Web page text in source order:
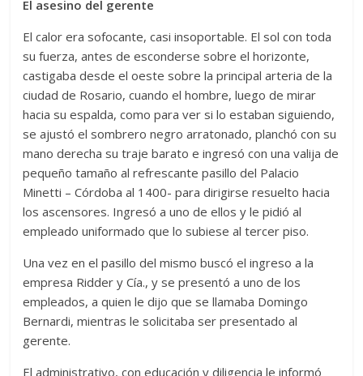
El asesino del gerente
El calor era sofocante, casi insoportable. El sol con toda
su fuerza, antes de esconderse sobre el horizonte,
castigaba desde el oeste sobre la principal arteria de la
ciudad de Rosario, cuando el hombre, luego de mirar
hacia su espalda, como para ver si lo estaban siguiendo,
se ajustó el sombrero negro arratonado, planchó con su
mano derecha su traje barato e ingresó con una valija de
pequeño tamaño al refrescante pasillo del Palacio
Minetti – Córdoba al 1400- para dirigirse resuelto hacia
los ascensores. Ingresó a uno de ellos y le pidió al
empleado uniformado que lo subiese al tercer piso.
Una vez en el pasillo del mismo buscó el ingreso a la
empresa Ridder y Cía., y se presentó a uno de los
empleados, a quien le dijo que se llamaba Domingo
Bernardi, mientras le solicitaba ser presentado al
gerente.
El administrativo, con educación y diligencia le informó